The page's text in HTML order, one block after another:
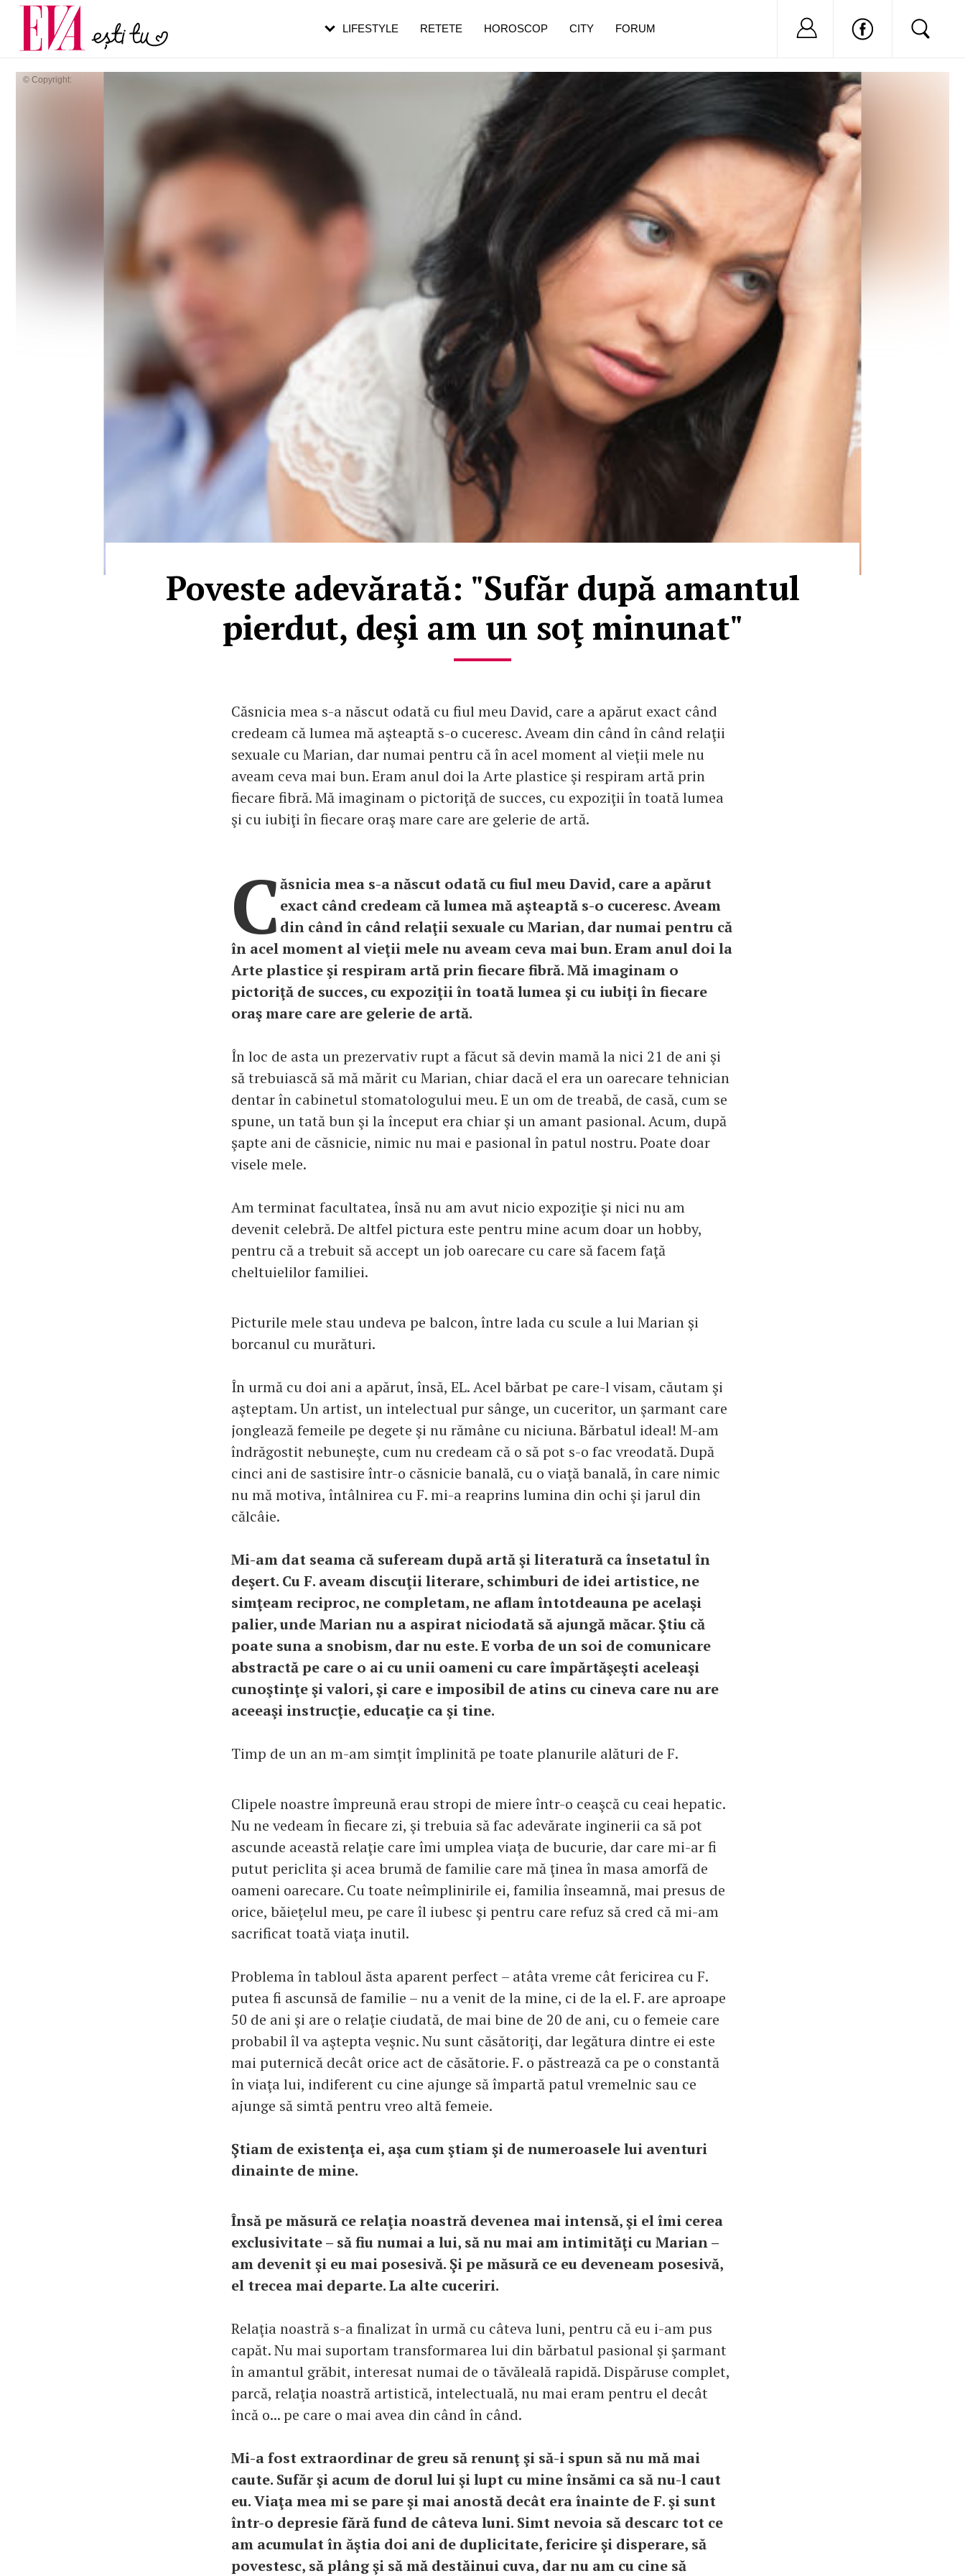
© Copyright:
Poveste adevărată: "Sufăr după amantul
pierdut, deşi am un soţ minunat"
Căsnicia mea s-a născut odată cu fiul meu David, care a apărut exact când
credeam că lumea mă aşteaptă s-o cuceresc. Aveam din când în când relaţii
sexuale cu Marian, dar numai pentru că în acel moment al vieţii mele nu
aveam ceva mai bun. Eram anul doi la Arte plastice şi respiram artă prin
fiecare fibră. Mă imaginam o pictoriţă de succes, cu expoziţii în toată lumea
şi cu iubiţi în fiecare oraş mare care are gelerie de artă.
Căsnicia mea s-a născut odată cu fiul meu David, care a apărut
exact când credeam că lumea mă aşteaptă s-o cuceresc. Aveam
din când în când relaţii sexuale cu Marian, dar numai pentru că
în acel moment al vieţii mele nu aveam ceva mai bun. Eram anul doi la
Arte plastice şi respiram artă prin fiecare fibră. Mă imaginam o
pictoriţă de succes, cu expoziţii în toată lumea şi cu iubiţi în fiecare
oraş mare care are gelerie de artă.
În loc de asta un prezervativ rupt a făcut să devin mamă la nici 21 de ani şi
să trebuiască să mă mărit cu Marian, chiar dacă el era un oarecare tehnician
dentar în cabinetul stomatologului meu. E un om de treabă, de casă, cum se
spune, un tată bun şi la început era chiar şi un amant pasional. Acum, după
şapte ani de căsnicie, nimic nu mai e pasional în patul nostru. Poate doar
visele mele.
Am terminat facultatea, însă nu am avut nicio expoziţie şi nici nu am
devenit celebră. De altfel pictura este pentru mine acum doar un hobby,
pentru că a trebuit să accept un job oarecare cu care să facem faţă
cheltuielilor familiei.
Picturile mele stau undeva pe balcon, între lada cu scule a lui Marian şi
borcanul cu murături.
În urmă cu doi ani a apărut, însă, EL. Acel bărbat pe care-l visam, căutam şi
aşteptam. Un artist, un intelectual pur sânge, un cuceritor, un şarmant care
jonglează femeile pe degete şi nu rămâne cu niciuna. Bărbatul ideal! M-am
îndrăgostit nebuneşte, cum nu credeam că o să pot s-o fac vreodată. După
cinci ani de sastisire într-o căsnicie banală, cu o viaţă banală, în care nimic
nu mă motiva, întâlnirea cu F. mi-a reaprins lumina din ochi şi jarul din
călcâie.
Mi-am dat seama că sufeream după artă şi literatură ca însetatul în
deşert. Cu F. aveam discuţii literare, schimburi de idei artistice, ne
simţeam reciproc, ne completam, ne aflam întotdeauna pe acelaşi
palier, unde Marian nu a aspirat niciodată să ajungă măcar. Ştiu că
poate suna a snobism, dar nu este. E vorba de un soi de comunicare
abstractă pe care o ai cu unii oameni cu care împărtăşeşti aceleaşi
cunoştinţe şi valori, şi care e imposibil de atins cu cineva care nu are
aceeaşi instrucţie, educaţie ca şi tine.
Timp de un an m-am simţit împlinită pe toate planurile alături de F.
Clipele noastre împreună erau stropi de miere într-o ceaşcă cu ceai hepatic.
Nu ne vedeam în fiecare zi, şi trebuia să fac adevărate inginerii ca să pot
ascunde această relaţie care îmi umplea viaţa de bucurie, dar care mi-ar fi
putut periclita şi acea brumă de familie care mă ţinea în masa amorfă de
oameni oarecare. Cu toate neîmplinirile ei, familia înseamnă, mai presus de
orice, băieţelul meu, pe care îl iubesc şi pentru care refuz să cred că mi-am
sacrificat toată viaţa inutil.
Problema în tabloul ăsta aparent perfect – atâta vreme cât fericirea cu F.
putea fi ascunsă de familie – nu a venit de la mine, ci de la el. F. are aproape
50 de ani şi are o relaţie ciudată, de mai bine de 20 de ani, cu o femeie care
probabil îl va aştepta veşnic. Nu sunt căsătoriţi, dar legătura dintre ei este
mai puternică decât orice act de căsătorie. F. o păstrează ca pe o constantă
în viaţa lui, indiferent cu cine ajunge să împartă patul vremelnic sau ce
ajunge să simtă pentru vreo altă femeie.
Ştiam de existenţa ei, aşa cum ştiam şi de numeroasele lui aventuri
dinainte de mine.
Însă pe măsură ce relaţia noastră devenea mai intensă, şi el îmi cerea
exclusivitate – să fiu numai a lui, să nu mai am intimităţi cu Marian –
am devenit şi eu mai posesivă. Şi pe măsură ce eu deveneam posesivă,
el trecea mai departe. La alte cuceriri.
Relaţia noastră s-a finalizat în urmă cu câteva luni, pentru că eu i-am pus
capăt. Nu mai suportam transformarea lui din bărbatul pasional şi şarmant
în amantul grăbit, interesat numai de o tăvăleală rapidă. Dispăruse complet,
parcă, relaţia noastră artistică, intelectuală, nu mai eram pentru el decât
încă o... pe care o mai avea din când în când.
Mi-a fost extraordinar de greu să renunţ şi să-i spun să nu mă mai
caute. Sufăr şi acum de dorul lui şi lupt cu mine însămi ca să nu-l caut
eu. Viaţa mea mi se pare şi mai anostă decât era înainte de F. şi sunt
într-o depresie fără fund de câteva luni. Simt nevoia să descarc tot ce
am acumulat în ăştia doi ani de duplicitate, fericire şi disperare, să
povestesc, să plâng şi să mă destăinui cuva, dar nu am cu cine să
LIFESTYLE RETETE HOROSCOP CITY FORUM Nu ai cont?
Carieră
Actualitate
pe măsură ce înaintezi în vârstă
de dureroasă este investigația